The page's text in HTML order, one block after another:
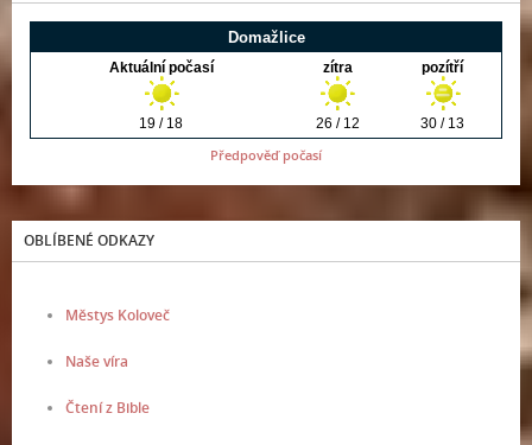
Předpověď počasí
OBLÍBENÉ ODKAZY
Městys Koloveč
Naše víra
Čtení z Bible